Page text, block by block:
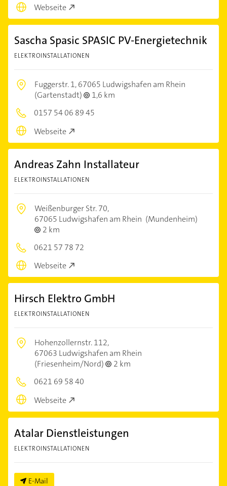
Webseite
Sascha Spasic SPASIC PV-Energietechnik
ELEKTROINSTALLATIONEN
Fuggerstr. 1,67065 Ludwigshafen am Rhein
(Gartenstadt)
1,6 km
0157 54 06 89 45
Webseite
Andreas Zahn Installateur
ELEKTROINSTALLATIONEN
Weißenburger Str. 70,
67065 Ludwigshafen am Rhein (Mundenheim)
2 km
0621 57 78 72
Webseite
Hirsch Elektro GmbH
ELEKTROINSTALLATIONEN
Hohenzollernstr. 112,
67063 Ludwigshafen am Rhein
(Friesenheim/Nord)
2 km
0621 69 58 40
Webseite
Atalar Dienstleistungen
ELEKTROINSTALLATIONEN
E-Mail